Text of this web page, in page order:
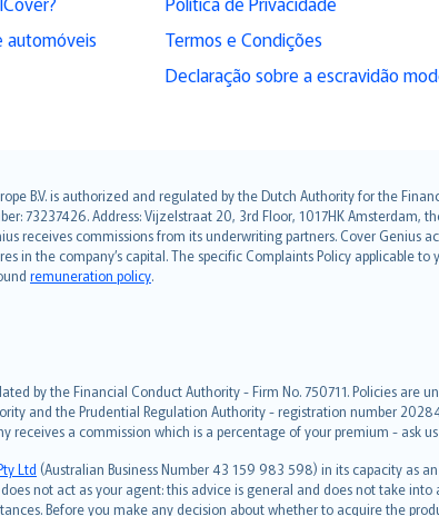
automóveis
Termos e Condições
Declaração sobre a escravidão
B.V. is authorized and regulated by the Dutch Authority for the
73237426. Address: Vijzelstraat 20, 3rd Floor, 1017HK Amsterdam,
receives commissions from its underwriting partners. Cover Genius
in the company’s capital. The specific Complaints Policy applicable
remuneration policy.
by the Financial Conduct Authority - Firm No. 750711. Policies are
and the Prudential Regulation Authority - registration number
receives a commission which is a percentage of your premium - ask
Ltd (Australian Business Number 43 159 983 598) in its capacity as
not act as your agent: this advice is general and does not take
Before you make any decision about whether to acquire the